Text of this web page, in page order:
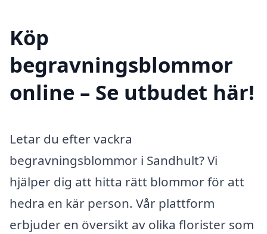
Köp
begravningsblommor
online – Se utbudet här!
Letar du efter vackra
begravningsblommor i Sandhult? Vi
hjälper dig att hitta rätt blommor för att
hedra en kär person. Vår plattform
erbjuder en översikt av olika florister som